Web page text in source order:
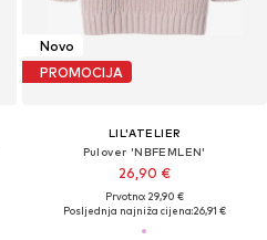
Novo
PROMOCIJA
LIL'ATELIER
Pulover 'NBFEMLEN'
26,90 €
Prvotno: 29,90 €
Posljednja najniža cijena:26,91 €